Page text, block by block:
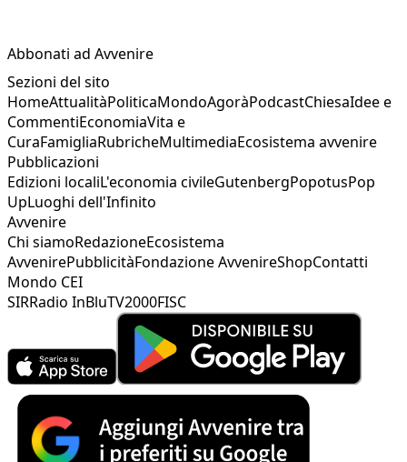
Abbonati ad Avvenire
Sezioni del sito
HomeAttualitàPoliticaMondoAgoràPodcastChiesaIdee e
CommentiEconomiaVita e
CuraFamigliaRubricheMultimediaEcosistema avvenire
Pubblicazioni
Edizioni localiL'economia civileGutenbergPopotusPop
UpLuoghi dell'Infinito
Avvenire
Chi siamoRedazioneEcosistema
AvvenirePubblicitàFondazione AvvenireShopContatti
Mondo CEI
SIRRadio InBluTV2000FISC